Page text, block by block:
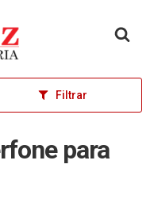
Filtrar
para